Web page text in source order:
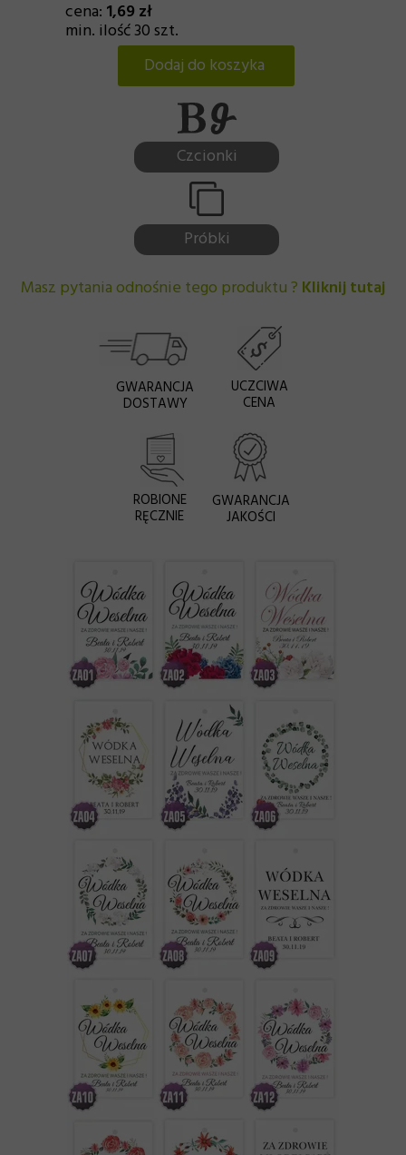
Czcionki
Próbki
Dodaj do koszyka
UCZCIWA
CENA
GWARANCJA
JAKOŚCI
GWARANCJA
DOSTAWY
ROBIONE
RĘCZNIE
Masz pytania odnośnie tego produktu ? Kliknij tutaj
cena: 1,69 zł
min. ilość 30 szt.